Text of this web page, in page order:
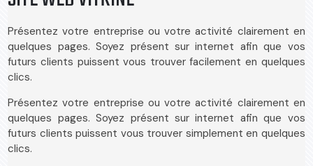
Présentez votre entreprise ou votre activité clairement en
quelques pages. Soyez présent sur internet afin que vos
futurs clients puissent vous trouver facilement en quelques
clics.
Présentez votre entreprise ou votre activité clairement en
quelques pages. Soyez présent sur internet afin que vos
futurs clients puissent vous trouver simplement en quelques
clics.